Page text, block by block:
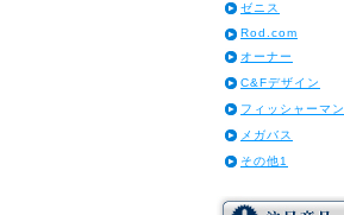
ゼニス
Rod.com
オーナー
C&Fデザイン
フィッシャーマン
メガバス
その他1